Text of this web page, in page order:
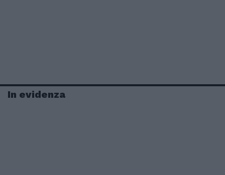
In evidenza